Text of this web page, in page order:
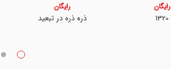
1320
رایگان
ذره ذره در تبعید
رایگان